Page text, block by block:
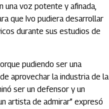
una voz potente y afinada,
que Ivo pudiera desarrollar
durante sus estudios de
pudiendo ser una
aprovechar la industria de la
ser un defensor y un
artista de admirar” expresó